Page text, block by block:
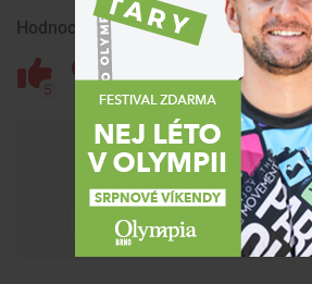
Hodnocení článku
5
Chceš mít přehled o
děje kolem